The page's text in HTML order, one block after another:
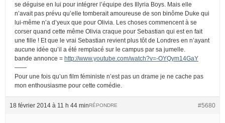
se déguise en lui pour intégrer l’équipe des Illyria Boys. Mais elle
n’avait pas prévu qu’elle tomberait amoureuse de son binôme Duke qui
lui-même n’a d’yeux que pour Olivia. Les choses commencent à se
corser quand cette même Olivia craque pour Sebastian qui est en fait
une fille ! Et que le vrai Sebastian revient plus tôt de Londres en n’ayant
aucune idée qu’il a été remplacé sur le campus par sa jumelle.
bande annonce = http://www.youtube.com/watch?v=-OYQym14GaY
——
Pour une fois qu’un film féministe n’est pas un drame je ne cache pas
mon enthousiasme pour cette comédie.
18 février 2014 à 11 h 44 min #5680
RÉPONDRE